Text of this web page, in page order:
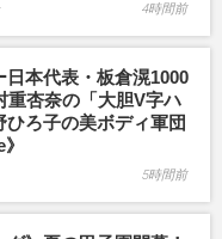
4時間前
日本代表・板倉滉1000
重杏奈の「大胆V字ハ
ろ子の美ボディ軍団
5時間前